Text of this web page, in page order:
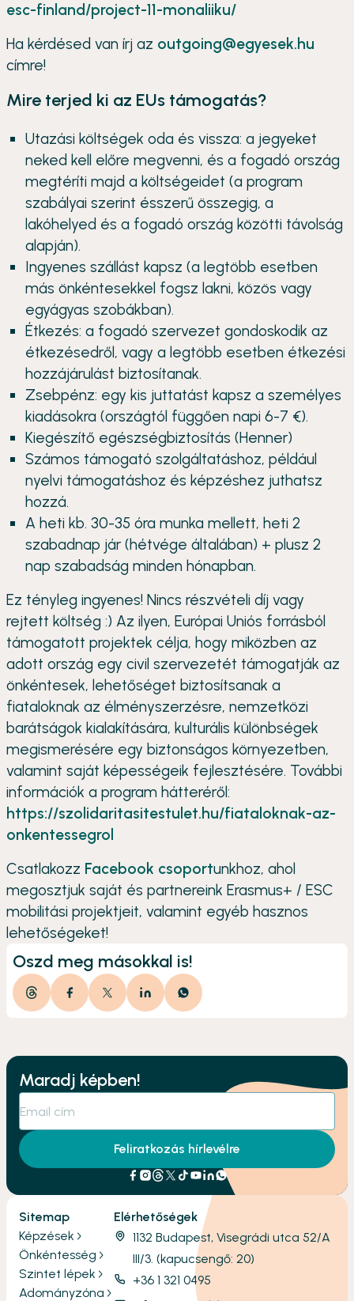
esc-finland/project-11-monaliiku/
Ha kérdésed van írj az outgoing@egyesek.hu
címre!
Mire terjed ki az EUs támogatás?
Utazási költségek oda és vissza: a jegyeket
neked kell előre megvenni, és a fogadó ország
megtéríti majd a költségeidet (a program
szabályai szerint ésszerű összegig, a
lakóhelyed és a fogadó ország közötti távolság
alapján).
Ingyenes szállást kapsz (a legtöbb esetben
más önkéntesekkel fogsz lakni, közös vagy
egyágyas szobákban).
Étkezés: a fogadó szervezet gondoskodik az
étkezésedről, vagy a legtöbb esetben étkezési
hozzájárulást biztosítanak.
Zsebpénz: egy kis juttatást kapsz a személyes
kiadásokra (országtól függően napi 6-7 €).
Kiegészítő egészségbiztosítás (Henner)
Számos támogató szolgáltatáshoz, például
nyelvi támogatáshoz és képzéshez juthatsz
hozzá.
A heti kb. 30-35 óra munka mellett, heti 2
szabadnap jár (hétvége általában) + plusz 2
nap szabadság minden hónapban.
Ez tényleg ingyenes! Nincs részvételi díj vagy
rejtett költség :) Az ilyen, Európai Uniós forrásból
támogatott projektek célja, hogy miközben az
adott ország egy civil szervezetét támogatják az
önkéntesek, lehetőséget biztosítsanak a
fiataloknak az élményszerzésre, nemzetközi
barátságok kialakítására, kulturális különbségek
megismerésére egy biztonságos környezetben,
valamint saját képességeik fejlesztésére. További
információk a program hátteréről:
https://szolidaritasitestulet.hu/fiataloknak-az-
onkentessegrol
Csatlakozz Facebook csoportunkhoz, ahol
megosztjuk saját és partnereink Erasmus+ / ESC
mobilitási projektjeit, valamint egyéb hasznos
lehetőségeket!
Oszd meg másokkal is!
Maradj képben!
Feliratkozás hírlevélre
Sitemap
Képzések
Önkéntesség
Szintet lépek
Adományzóna
Elérhetőségek
1132 Budapest, Visegrádi utca 52/A
III/3. (kapucsengő: 20)
+36 1 321 0495